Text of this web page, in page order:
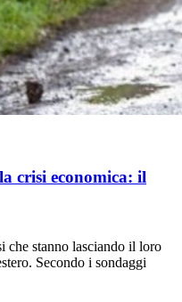
crisi economica: il
che stanno lasciando il loro
Secondo i sondaggi